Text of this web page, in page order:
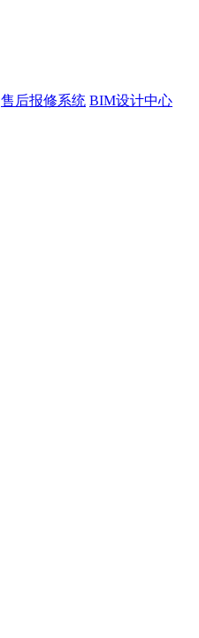
售后报修系统 BIM设计中心